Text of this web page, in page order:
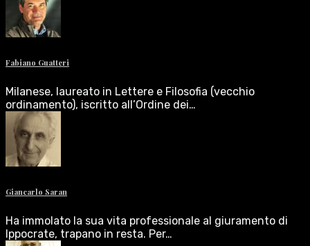
Fabiano Guatteri
Milanese, laureato in Lettere e Filosofia (vecchio
ordinamento), iscritto all’Ordine dei…
Giancarlo Saran
Ha immolato la sua vita professionale al giuramento di
Ippocrate, trapano in resta. Per…